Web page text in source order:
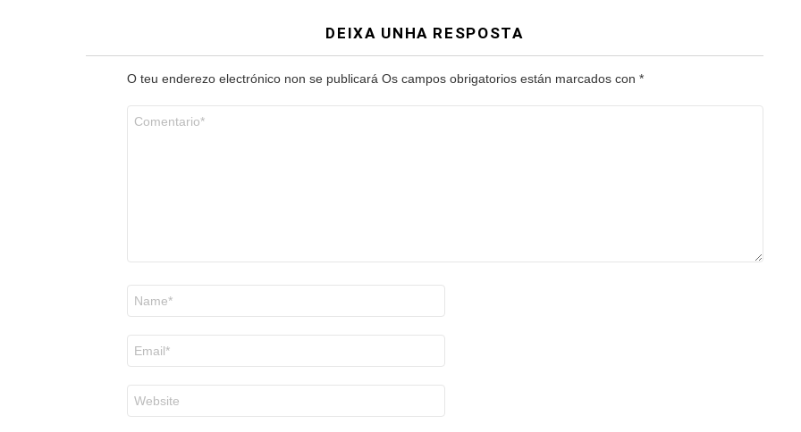
DEIXA UNHA RESPOSTA
O teu enderezo electrónico non se publicará Os campos obrigatorios están marcados con *
electrónico
*